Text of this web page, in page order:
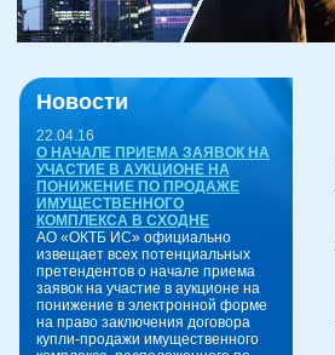
Новости
22.04.16
О НАЧАЛЕ ПРИЕМА ЗАЯВОК НА
УЧАСТИЕ В АУКЦИОНЕ НА
ПОНИЖЕНИЕ ПО ПРОДАЖЕ
ИМУЩЕСТВЕННОГО
КОМПЛЕКСА В СХОДНЕ
АО «ОКТБ ИС» официально
извещает всех потенциальных
претендентов о начале приема
заявок на участие в аукционе на
понижение в электронной форме
на право заключения договора
купли-продажи имущественного